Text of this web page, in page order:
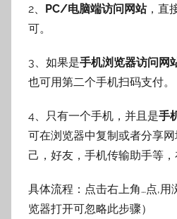
2、 PC/电脑端访问网站，直
可。
3、如果是手机浏览器访问网
也可用第二个手机扫码支付。
4、只有一个手机，并且是手
可在浏览器中复制或者分享
己，好友，手机传输助手等，
具体流程：点击右上角…点,用
览器打开可忽略此步骤）